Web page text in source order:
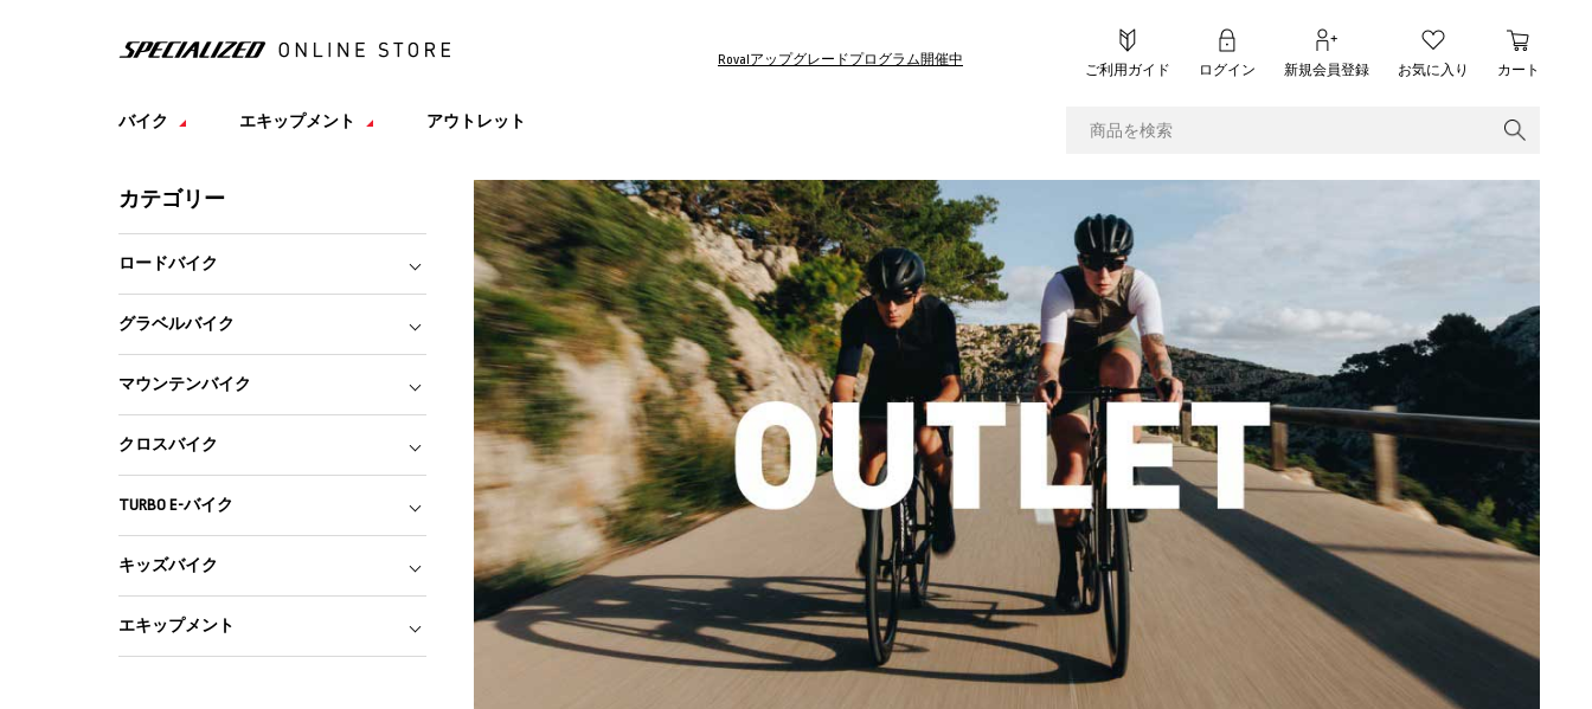
Rovalアップグレードプログラム開催中
ご利用ガイド ログイン 新規会員登録 お気に入り カート
バイク エキップメント アウトレット
カテゴリー
ロードバイク
グラベルバイク
マウンテンバイク
クロスバイク
TURBO E-バイク
キッズバイク
エキップメント